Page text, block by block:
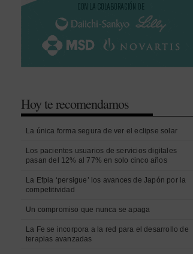
Hoy te recomendamos
La única forma segura de ver el eclipse solar
Los pacientes usuarios de servicios digitales
pasan del 12% al 77% en solo cinco años
La Efpia ‘persigue’ los avances de Japón por la
competitividad
Un compromiso que nunca se apaga
La Fe se incorpora a la red para el desarrollo de
terapias avanzadas